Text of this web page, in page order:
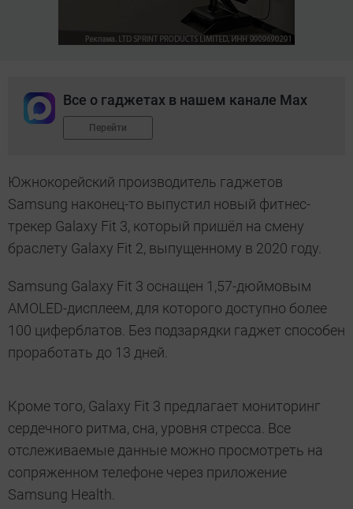
Все о гаджетах в нашем канале Max
Перейти
Южнокорейский производитель гаджетов
Samsung наконец-то выпустил новый фитнес-
трекер Galaxy Fit 3, который пришёл на смену
браслету Galaxy Fit 2, выпущенному в 2020 году.
Samsung Galaxy Fit 3 оснащен 1,57-дюймовым
AMOLED-дисплеем, для которого доступно более
100 циферблатов. Без подзарядки гаджет способен
проработать до 13 дней.
Кроме того, Galaxy Fit 3 предлагает мониторинг
сердечного ритма, сна, уровня стресса. Все
отслеживаемые данные можно просмотреть на
сопряженном телефоне через приложение
Samsung Health.